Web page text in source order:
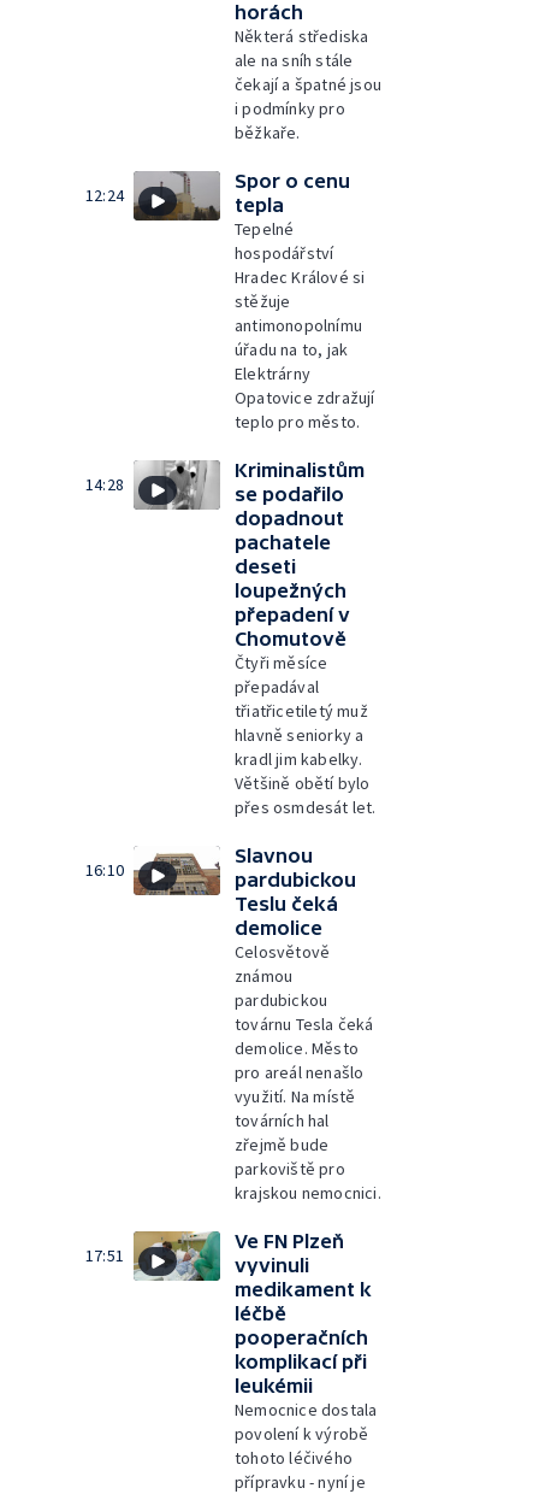
horách
Některá střediska
ale na sníh stále
čekají a špatné jsou
i podmínky pro
běžkaře.
12:24
Spor o cenu
tepla
Tepelné
hospodářství
Hradec Králové si
stěžuje
antimonopolnímu
úřadu na to, jak
Elektrárny
Opatovice zdražují
teplo pro město.
14:28
Kriminalistům
se podařilo
dopadnout
pachatele
deseti
loupežných
přepadení v
Chomutově
Čtyři měsíce
přepadával
třiatřicetiletý muž
hlavně seniorky a
kradl jim kabelky.
Většině obětí bylo
přes osmdesát let.
16:10
Slavnou
pardubickou
Teslu čeká
demolice
Celosvětově
známou
pardubickou
továrnu Tesla čeká
demolice. Město
pro areál nenašlo
využití. Na místě
továrních hal
zřejmě bude
parkoviště pro
krajskou nemocnici.
17:51
Ve FN Plzeň
vyvinuli
medikament k
léčbě
pooperačních
komplikací při
leukémii
Nemocnice dostala
povolení k výrobě
tohoto léčivého
přípravku - nyní je